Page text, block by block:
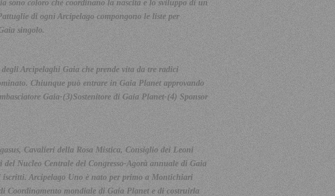
sono coloro che coordinano la nascita e lo sviluppo di un
di ogni Arcipelago compongono le liste per
singolo.
Arcipelaghi Gaia che prende vita da tre radici
Chiunque può entrare in Gaia Planet approvando
Gaia-(3)Sostenitore di Gaia Planet-(4) Sponsor
Cavalieri della Rosa Mistica, Consiglio dei Leoni
Nucleo Centrale del Congresso-Agorà annuale di Gaia
Arcipelago Uno è nato per primo a Montichiari
mondiale di Gaia Planet e di costruirla